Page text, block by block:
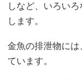
しなど、いろい
します。
金魚の排泄物に
ています。